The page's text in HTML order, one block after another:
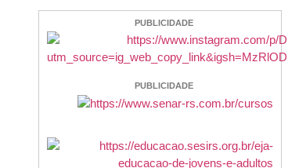
PUBLICIDADE
PUBLICIDADE